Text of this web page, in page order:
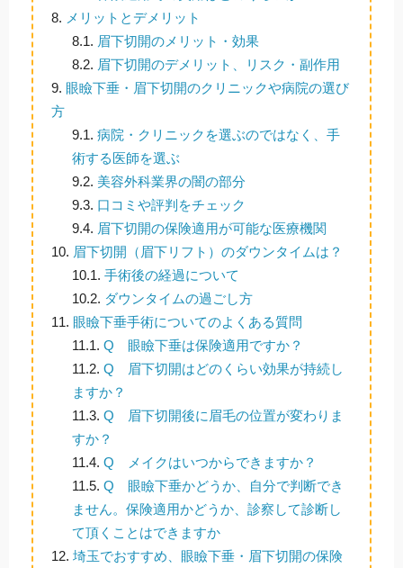
8. メリットとデメリット
8.1. 眉下切開のメリット・効果
8.2. 眉下切開のデメリット、リスク・副作用
9. 眼瞼下垂・眉下切開のクリニックや病院の選び
方
9.1. 病院・クリニックを選ぶのではなく、手
術する医師を選ぶ
9.2. 美容外科業界の闇の部分
9.3. 口コミや評判をチェック
9.4. 眉下切開の保険適用が可能な医療機関
10. 眉下切開（眉下リフト）のダウンタイムは？
10.1. 手術後の経過について
10.2. ダウンタイムの過ごし方
11. 眼瞼下垂手術についてのよくある質問
11.1. Q 眼瞼下垂は保険適用ですか？
11.2. Q 眉下切開はどのくらい効果が持続し
ますか？
11.3. Q 眉下切開後に眉毛の位置が変わりま
すか？
11.4. Q メイクはいつからできますか？
11.5. Q 眼瞼下垂かどうか、自分で判断でき
ません。保険適用かどうか、診察して診断し
て頂くことはできますか
12. 埼玉でおすすめ、眼瞼下垂・眉下切開の保険